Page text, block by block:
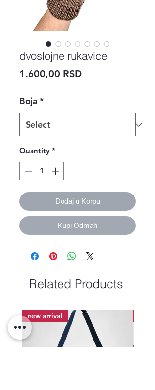
dvoslojne rukavice
1.600,00 RSDPrice
Boja *
Quantity *
Dodaj u Korpu
Kupi Odmah
Related Products
new arrival